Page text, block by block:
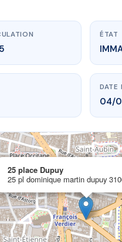
AB6066815
Dupuy
dupuy31000 Toulouse
ÉTAT
DATE
04/
25 place Dupuy
25 pl dominique martin dupuy